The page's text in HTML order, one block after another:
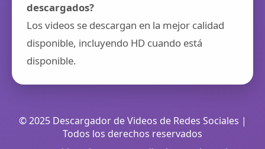
descargados?
Los videos se descargan en la mejor calidad
disponible, incluyendo HD cuando está
disponible.
© 2025 Descargador de Videos de Redes Sociales |
Todos los derechos reservados